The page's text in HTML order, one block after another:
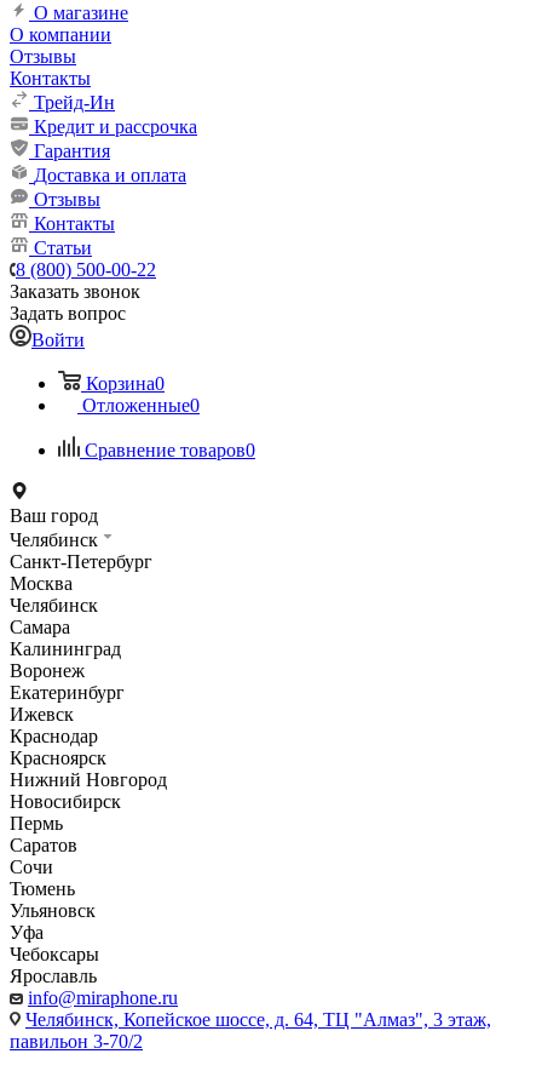
О магазине
О компании
Отзывы
Контакты
Трейд-Ин
Кредит и рассрочка
Гарантия
Доставка и оплата
Отзывы
Контакты
Статьи
8 (800) 500-00-22
Заказать звонок
Задать вопрос
Войти
Корзина0
Отложенные0
Сравнение товаров0
Ваш город
Челябинск
Санкт-Петербург
Москва
Челябинск
Самара
Калининград
Воронеж
Екатеринбург
Ижевск
Краснодар
Красноярск
Нижний Новгород
Новосибирск
Пермь
Саратов
Сочи
Тюмень
Ульяновск
Уфа
Чебоксары
Ярославль
info@miraphone.ru
Челябинск, Копейское шоссе, д. 64, ТЦ "Алмаз", 3 этаж,
павильон 3-70/2